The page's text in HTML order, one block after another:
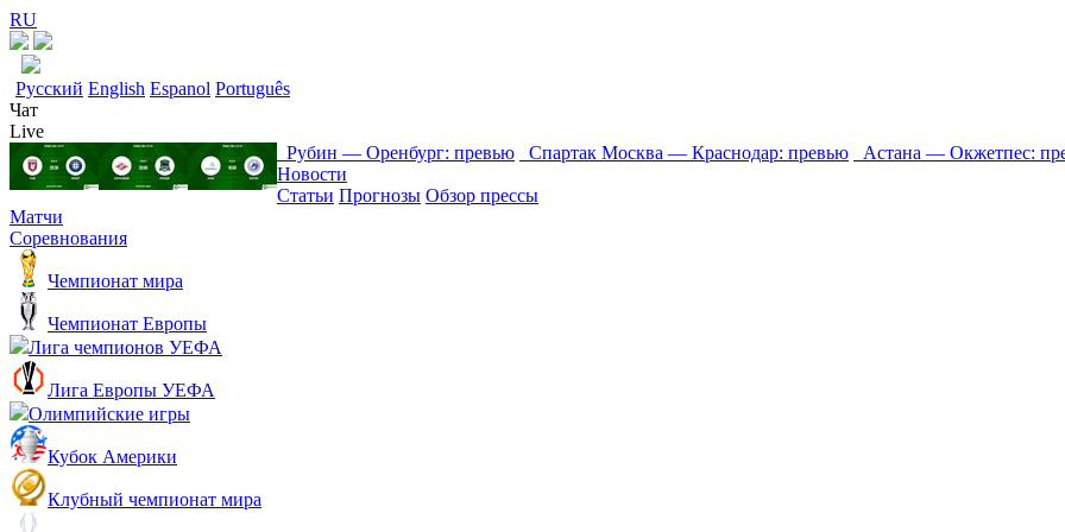
RU
Русский English Espanol Português
Чат
Live
Рубин ― Оренбург: превью
Спартак Москва ― Краснодар: превью
Астана ― Окжетпес:
Новости
Статьи Прогнозы Обзор прессы
Матчи
Соревнования
Чемпионат мира
Чемпионат Европы
Лига чемпионов УЕФА
Лига Европы УЕФА
Олимпийские игры
Кубок Америки
Клубный чемпионат мира